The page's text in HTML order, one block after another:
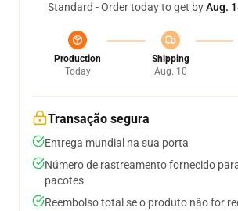
Standard - Order today to get byAug.
Production
Today
Shipping
Aug. 10
Transação segura
Entrega mundial na sua porta
Número de rastreamento fornecido
pacotes
Reembolso total se o produto não for